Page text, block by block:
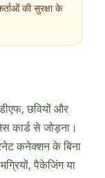
की सुरक्षा के
छवियों और
कार्ड से जोड़ना।
कनेक्शन के बिना
पैकेजिंग या